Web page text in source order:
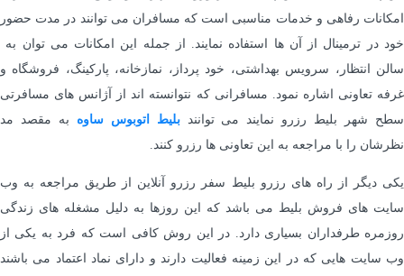
امکانات رفاهی و خدمات مناسبی است که مسافران می توانند در مدت حضور
خود در ترمینال از آن ها استفاده نمایند. از جمله این امکانات می توان به
سالن انتظار، سرویس بهداشتی، خود پرداز، نمازخانه، پارکینگ، فروشگاه و
غرفه تعاونی اشاره نمود. مسافرانی که نتوانسته اند از آژانس های مسافرتی
سطح شهر بلیط رزرو نمایند می توانندبلیط اتوبوس ساوه به مقصد مد
نظرشان را با مراجعه به این تعاونی ها رزرو کنند.
یکی دیگر از راه های رزرو بلیط سفر رزرو آنلاین از طریق مراجعه به وب
سایت های فروش بلیط می باشد که این روزها به دلیل مشغله های زندگی
روزمره طرفداران بسیاری دارد. در این روش کافی است که فرد به یکی از
وب سایت هایی که در این زمینه فعالیت دارند و دارای نماد اعتماد می باشند